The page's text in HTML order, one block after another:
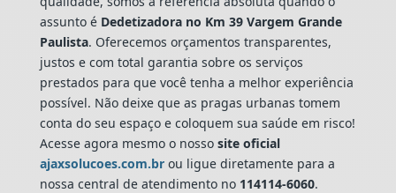
assunto é Dedetizadora no Km 39 Vargem Grande
Paulista. Oferecemos orçamentos transparentes,
justos e com total garantia sobre os serviços
prestados para que você tenha a melhor experiência
possível. Não deixe que as pragas urbanas tomem
conta do seu espaço e coloquem sua saúde em risco!
Acesse agora mesmo o nossosite oficial
ajaxsolucoes.com.brou ligue diretamente para a
nossa central de atendimento no 114114-6060.